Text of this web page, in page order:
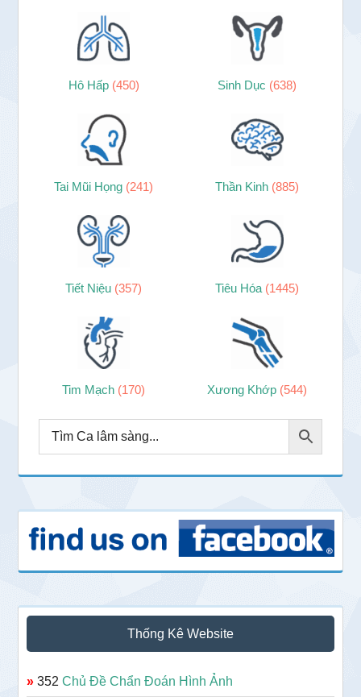
Hô Hấp (450) Sinh Dục (638)
Tai Mũi Họng (241) Thần Kinh (885)
Tiết Niệu (357) Tiêu Hóa (1445)
Tim Mạch (170) Xương Khớp (544)
Thống Kê Website
» 352Chủ Đề Chẩn Đoán Hình Ảnh